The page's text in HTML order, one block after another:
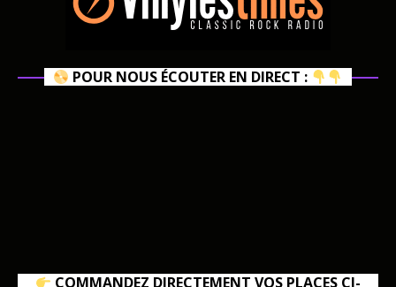
POUR NOUS ÉCOUTER EN DIRECT :
COMMANDEZ DIRECTEMENT VOS PLACES CI-